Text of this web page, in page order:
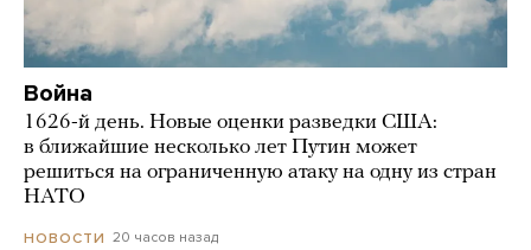
Война
1626-й день. Новые оценки разведки США:
в ближайшие несколько лет Путин может
решиться на ограниченную атаку на одну из стран
НАТО
НОВОСТИ 20 часов назад